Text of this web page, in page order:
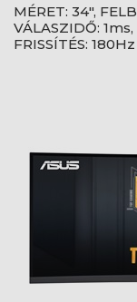
MÉRET: 34",
VÁLASZIDŐ:
FRISSÍTÉS: 180Hz